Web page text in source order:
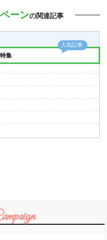
ーンの関連記事
集